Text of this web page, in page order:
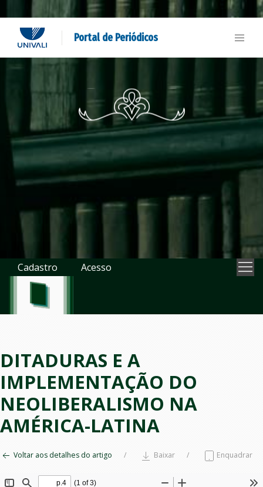
Portal de Periódicos
Cadastro Acesso
DITADURAS E A
IMPLEMENTAÇÃO DO
NEOLIBERALISMO NA
AMÉRICA-LATINA
Voltar aos detalhes do artigo Baixar Enquadrar